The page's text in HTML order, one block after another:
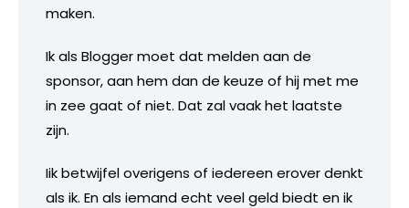
maken.
Ik als Blogger moet dat melden aan de
sponsor, aan hem dan de keuze of hij met me
in zee gaat of niet. Dat zal vaak het laatste
zijn.
Iik betwijfel overigens of iedereen erover denkt
als ik. En als iemand echt veel geld biedt en ik